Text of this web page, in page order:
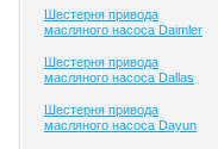
Шестерня привода
масляного насоса Daimler
Шестерня привода
масляного насоса Dallas
Шестерня привода
масляного насоса Dayun